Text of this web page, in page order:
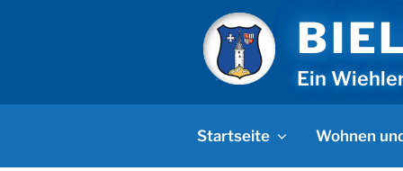
Ein
Startseite Wohnen